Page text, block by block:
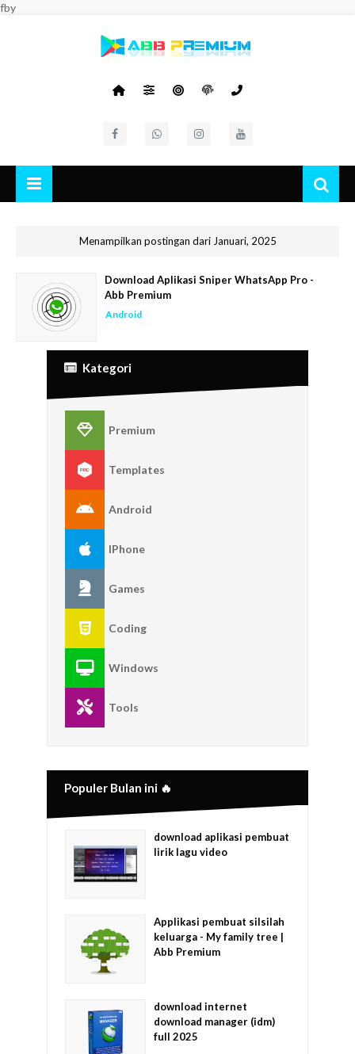
fby
Menampilkan postingan dari Januari, 2025
Download Aplikasi Sniper WhatsApp Pro -
Abb Premium
Android
Kategori
Premium
Templates
Android
IPhone
Games
Coding
Windows
Tools
Populer Bulan ini 🔥
download aplikasi pembuat
lirik lagu video
Applikasi pembuat silsilah
keluarga - My family tree |
Abb Premium
download internet
download manager (idm)
full 2025